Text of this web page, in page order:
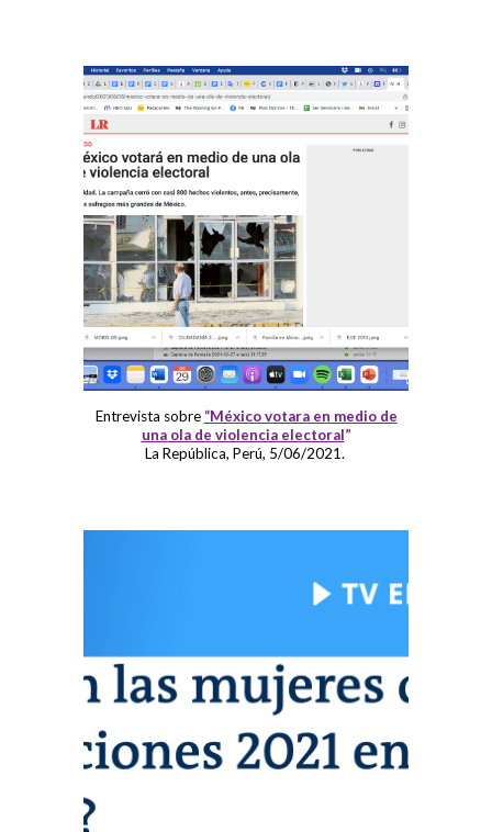
Entrevista sobre “México votara en medio de
una ola de violencia electoral”
La República, Perú, 5/06/2021.